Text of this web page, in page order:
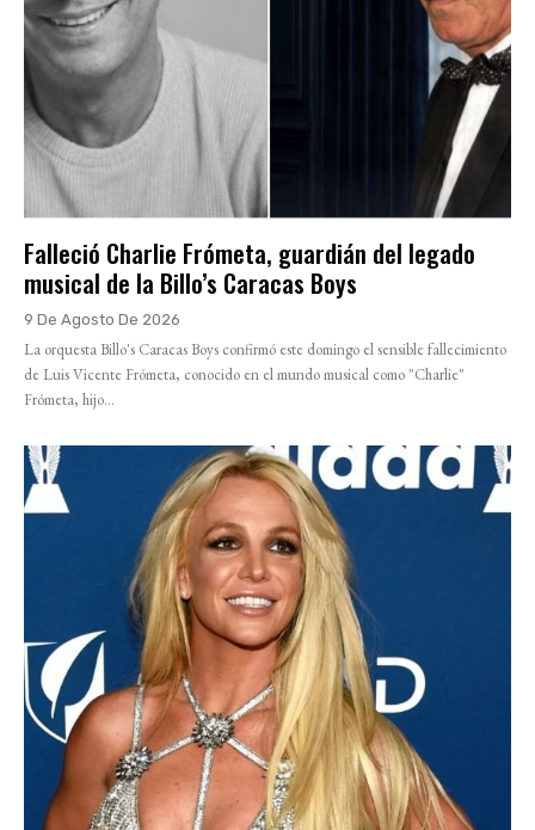
Falleció Charlie Frómeta, guardián del legado
musical de la Billo’s Caracas Boys
9 De Agosto De 2026
La orquesta Billo's Caracas Boys confirmó este domingo el sensible fallecimiento
de Luis Vicente Frómeta, conocido en el mundo musical como "Charlie"
Frómeta, hijo...